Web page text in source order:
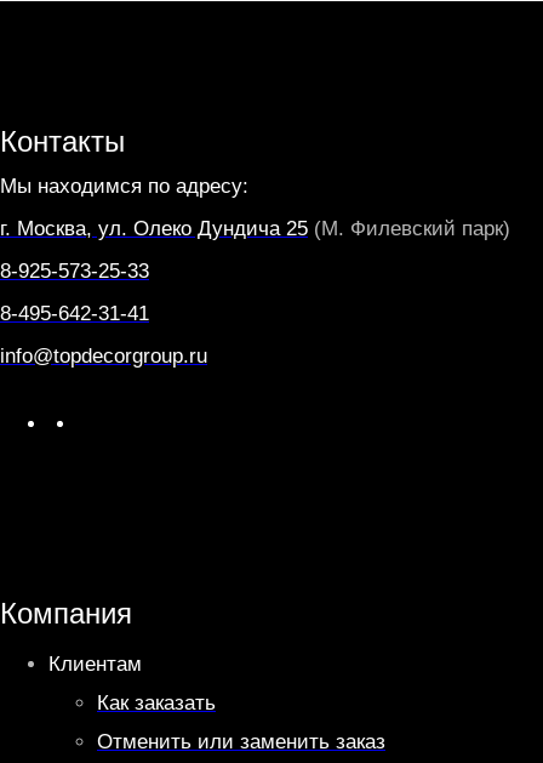
Контакты
Мы находимся по адресу:
г. Москва, ул. Олеко Дундича 25 (М. Филевский парк)
8-925-573-25-33
8-495-642-31-41
info@topdecorgroup.ru
p
p
a
m
Компания
Клиентам
Как заказать
Отменить или заменить заказ